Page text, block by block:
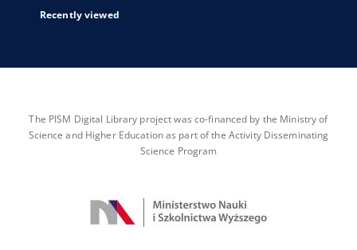
Recently viewed
The PISM Digital Library project was co-financed by the Ministry of
Science and Higher Education as part of the Activity Disseminating
Science Program